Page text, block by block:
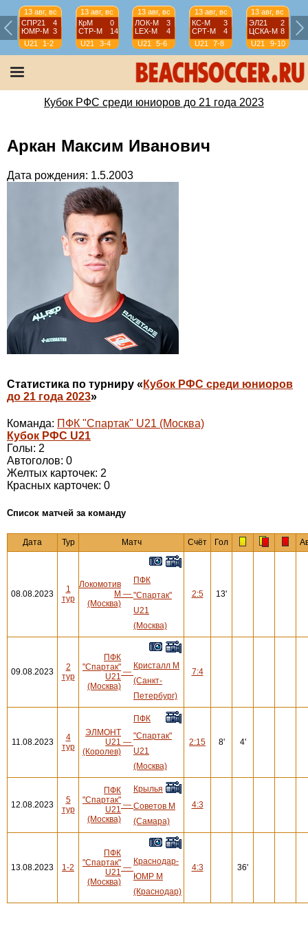
13 авг, вс
СПР21
4
ЮМР-М 3
U21
1-2
13 авг, вс
КрМ
0
СТР-М
14
U21
3-4
13 авг, вс
ЛОК-М
3
LEX-М
4
U21
5-6
13 авг, вс
КС-М
3
СРТ-М
4
U21
7-8
13 авг, вс
ЭЛ21
2
ЦСКА-М 8
U21
9-10
Кубок РФС среди юниоров до 21 года 2023
Аркан Максим Иванович
Дата рождения: 1.5.2003
Статистика по турниру « Кубок РФС среди юниоров
до 21 года 2023»
Команда: ПФК "Спартак" U21 (Москва)
Кубок РФС U21
Голы: 2
Автоголов: 0
Желтых карточек: 2
Красных карточек: 0
Cписок матчей за команду
Дата Тур Матч Счёт Гол
08.08.2023
1
тур
Локомотив
М
(Москва)
—
ПФК
"Спартак"
U21
(Москва)
2:5 13'
09.08.2023
2
тур
ПФК
"Спартак"
U21
(Москва)
—
Кристалл М
(Санкт-
Петербург)
7:4
11.08.2023
4
тур
ЭЛМОНТ
U21
(Королев)
—
ПФК
"Спартак"
U21
(Москва)
2:15 8' 4'
12.08.2023
5
тур
ПФК
"Спартак"
U21
(Москва)
—
Крылья
Советов М
(Самара)
4:3
13.08.2023 1-2
ПФК
"Спартак"
U21
(Москва)
—
Краснодар-
ЮМР М
(Краснодар)
4:3 36'